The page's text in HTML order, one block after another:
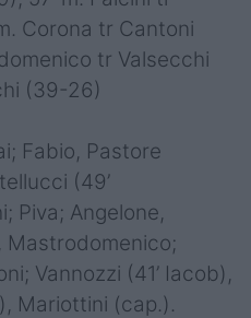
Corona tr Cantoni
tr Valsecchi
(39-26)
Fabio, Pastore
(49’
Piva; Angelone,
Mastrodomenico;
Vannozzi (41’ Iacob),
Mariottini (cap.).